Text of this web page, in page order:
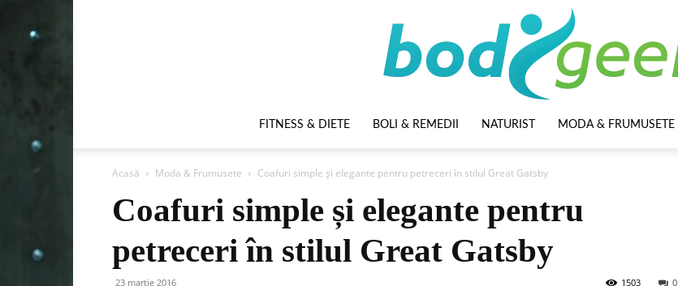
FITNESS & DIETE BOLI & REMEDII NATURIST MODA & FRUMUSETE
Acasă Moda & Frumusete Coafuri simple și elegante pentru petreceri în stilul Great Gatsby
Coafuri simple și elegante pentru
petreceri în stilul Great Gatsby
23 martie 2016 0
1503